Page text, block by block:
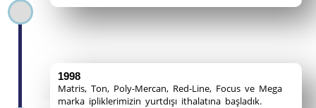
1998
Matris, Ton, Poly-Mercan, Red-Line, Focus ve Mega
marka ipliklerimizin yurtdışı ithalatına başladık.